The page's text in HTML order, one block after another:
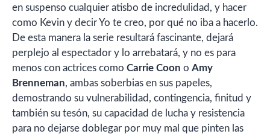
en suspenso cualquier atisbo de incredulidad, y hacer
como Kevin y decir Yo te creo, por qué no iba a hacerlo.
De esta manera la serie resultará fascinante, dejará
perplejo al espectador y lo arrebatará, y no es para
menos con actrices como Carrie Coon o Amy
Brenneman, ambas soberbias en sus papeles,
demostrando su vulnerabilidad, contingencia, finitud y
también su tesón, su capacidad de lucha y resistencia
para no dejarse doblegar por muy mal que pinten las